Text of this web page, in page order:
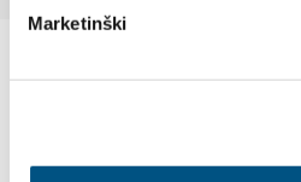
Marketinški